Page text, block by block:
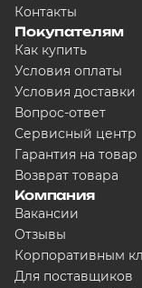
Контакты
Покупателям
Как купить
Условия оплаты
Условия доставки
Вопрос-ответ
Сервисный центр
Гарантия на товар
Возврат товара
Компания
Вакансии
Отзывы
Корпоративным
Для поставщиков